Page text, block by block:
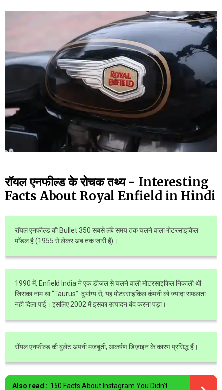
रॉयल एनफील्ड के रोचक तथ्य - Interesting
Facts About Royal Enfield in Hindi
राॅयल एनफील्ड की Bullet 350 सबसे लंबे समय तक चलने वाला मोटरसाइकिल
माॅडल है (1955 से लेकर अब तक जारी हैं)।
1990 में, Enfield India ने एक डीजल से चलने वाली मोटरसाइकिल निकाली थी
जिसका नाम था “Taurus”. दुर्भाग्य से, यह मोटरसाइकिल कंपनी को ज्यादा सफलता
नही दिला पाई। इसलिए 2002 में इसका उत्पादन बंद करना पड़ा।
रॉयल एनफील्ड की बुलेट अपनी मजबूती, आकर्षण डिज़ाइन के कारण प्रसिद्ध हैं।
Also read : 150 Facts About Instagram You Didn't